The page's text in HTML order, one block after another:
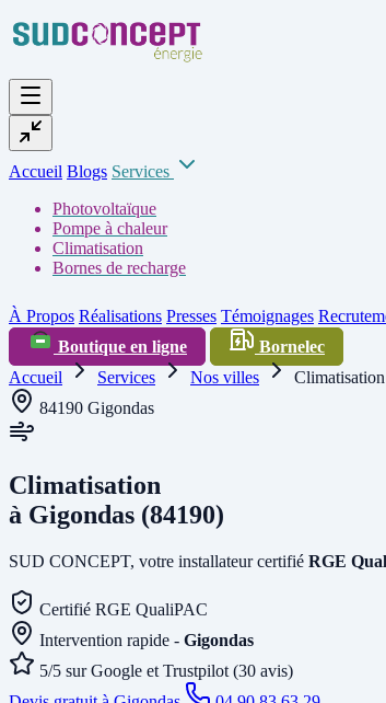
Accueil Blogs Services
Photovoltaïque
Pompe à chaleur
Climatisation
Bornes de recharge
À Propos Réalisations Presses Témoignages
Boutique en ligne
Bornelec
Accueil
Services Nos villes
84190 Gigondas
Climatisation
à Gigondas (84190)
SUD CONCEPT, votre installateur certifié RGE
Certifié RGE QualiPAC
Intervention rapide - Gigondas
5/5 sur Google et Trustpilot (30 avis)